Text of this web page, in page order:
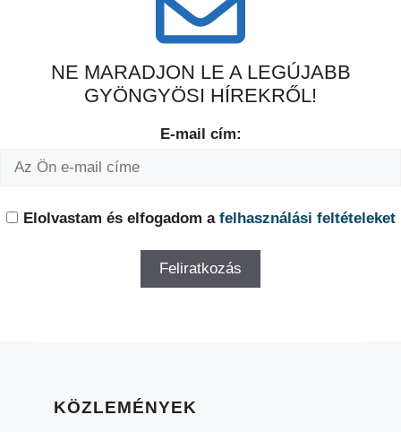
NE MARADJON LE A LEGÚJABB
GYÖNGYÖSI HÍREKRŐL!
E-mail cím:
Elolvastam és elfogadom a felhasználási feltételeket
KÖZLEMÉNYEK